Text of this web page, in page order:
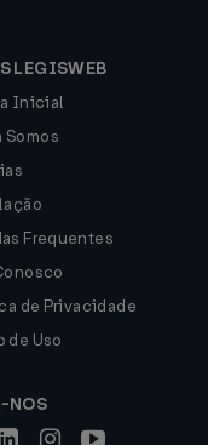
LEGISWEB
Inicial
Somos
Frequentes
de Privacidade
de Uso
NOS